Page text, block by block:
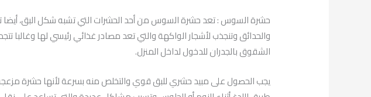
حشرة السوس : تعد حشرة السوس من أحد الحشرات التي تشبه شكل البق، أيضا
والحدائق وتنجذب لأشجار الواكهة والتي تعد مصادر غذائي رئيسي لها وغالبا
الشقوق بالجدران للدخول لداخل المنزل.
يجب الحصول على مبيد حشري للبق قوي والتخلص منه بسرعة لأنها حشرة